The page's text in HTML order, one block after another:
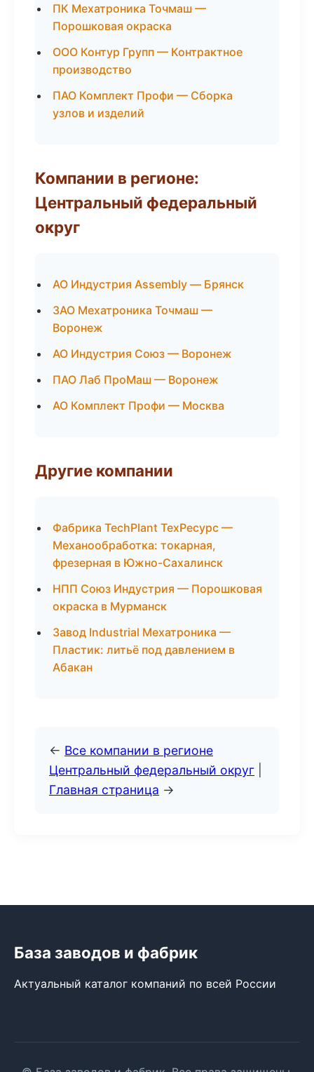
ПК Мехатроника Точмаш —
Порошковая окраска
ООО Контур Групп — Контрактное
производство
ПАО Комплект Профи — Сборка
узлов и изделий
Компании в регионе:
Центральный федеральный
округ
АО Индустрия Assembly — Брянск
ЗАО Мехатроника Точмаш —
Воронеж
АО Индустрия Союз — Воронеж
ПАО Лаб ПроМаш — Воронеж
АО Комплект Профи — Москва
Другие компании
Фабрика TechPlant ТехРесурс —
Механообработка: токарная,
фрезерная в Южно-Сахалинск
НПП Союз Индустрия — Порошковая
окраска в Мурманск
Завод Industrial Мехатроника —
Пластик: литьё под давлением в
Абакан
← Все компании в регионе
Центральный федеральный округ
Главная страница →
База заводов и фабрик
Актуальный каталог компаний по всей России